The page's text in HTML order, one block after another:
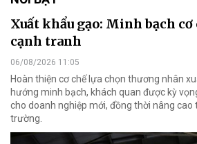
Xuất khẩu gạo: Minh bạch cơ
cạnh tranh
06/08/2026 11:05
Hoàn thiện cơ chế lựa chọn thương nhân
hướng minh bạch, khách quan được kỳ
cho doanh nghiệp mới, đồng thời nâng
trường.